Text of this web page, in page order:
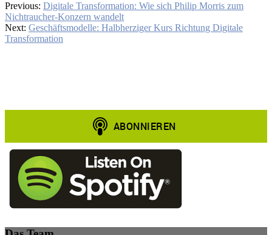
Previous: Digitale Transformation: Wie sich Philip Morris zum
Nichtraucher-Konzern wandelt
Next: Geschäftsmodelle: Halbherziger Kurs Richtung Digitale
Transformation